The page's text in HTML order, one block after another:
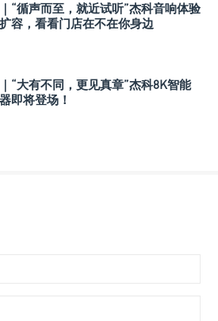
“循声而至，就近试听”杰科音响体验
容，看看门店在不在你身边
“大有不同，更见真章”杰科8K智能
即将登场！